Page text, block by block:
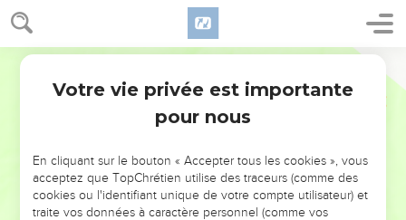
NE MANQUEZ PAS L’ÉVÉNEMENT
DE L’ANNÉE !
ET SI LEURS ERREURS POUVAIENT VOUS ÉVITER LES
Votre vie privée est importante
pour nous
En cliquant sur le bouton « Accepter tous les cookies », vous
acceptez que TopChrétien utilise des traceurs (comme des
cookies ou l'identifiant unique de votre compte utilisateur) et
traite vos données à caractère personnel (comme vos